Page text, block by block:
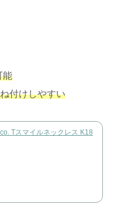
能
付けしやすい
Tスマイルネックレス K18